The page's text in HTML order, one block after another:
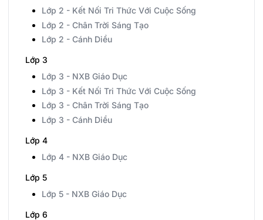
Lớp 2 - Kết Nối Tri Thức Với Cuộc Sống
Lớp 2 - Chân Trời Sáng Tạo
Lớp 2 - Cánh Diều
Lớp 3
Lớp 3 - NXB Giáo Dục
Lớp 3 - Kết Nối Tri Thức Với Cuộc Sống
Lớp 3 - Chân Trời Sáng Tạo
Lớp 3 - Cánh Diều
Lớp 4
Lớp 4 - NXB Giáo Dục
Lớp 5
Lớp 5 - NXB Giáo Dục
Lớp 6